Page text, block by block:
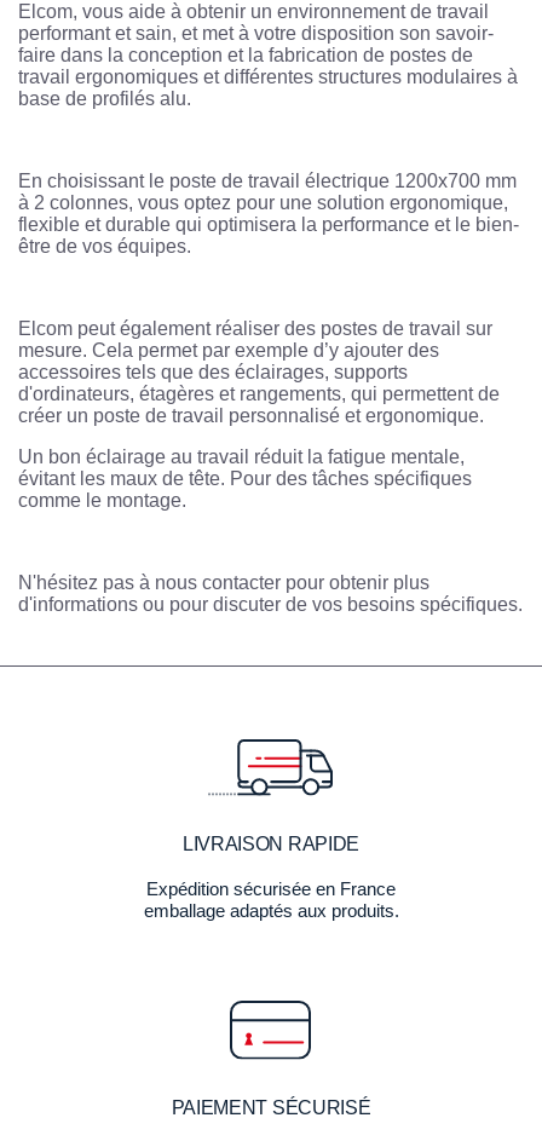
Elcom, vous aide à obtenir un environnement de travail
performant et sain, et met à votre disposition son savoir-
faire dans la conception et la fabrication de postes de
travail ergonomiques et différentes structures modulaires à
base de profilés alu.
En choisissant le poste de travail électrique 1200x700 mm
à 2 colonnes, vous optez pour une solution ergonomique,
flexible et durable qui optimisera la performance et le bien-
être de vos équipes.
Elcom peut également réaliser des postes de travail sur
mesure. Cela permet par exemple d’y ajouter des
accessoires tels que des éclairages, supports
d'ordinateurs, étagères et rangements, qui permettent de
créer un poste de travail personnalisé et ergonomique.
Un bon éclairage au travail réduit la fatigue mentale,
évitant les maux de tête. Pour des tâches spécifiques
comme le montage.
N'hésitez pas à nous contacter pour obtenir plus
d'informations ou pour discuter de vos besoins spécifiques.
LIVRAISON RAPIDE
Expédition sécurisée en France
emballage adaptés aux produits.
PAIEMENT SÉCURISÉ